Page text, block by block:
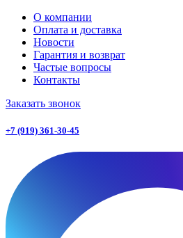
О компании
Оплата и доставка
Новости
Гарантия и возврат
Частые вопросы
Контакты
Заказать звонок
+7 (919) 361-30-45